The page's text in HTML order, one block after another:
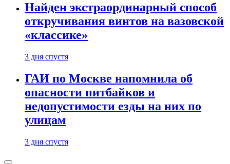
Найден экстраординарный способ
откручивания винтов на вазовской
«классике»
3 дня спустя
ГАИ по Москве напомнила об
опасности питбайков и
недопустимости езды на них по
улицам
3 дня спустя